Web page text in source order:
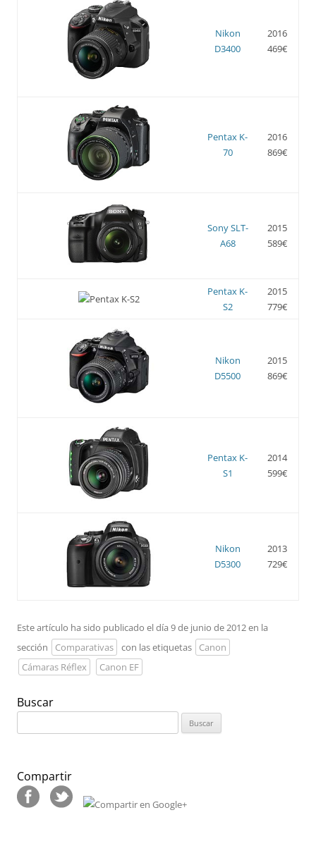
Nikon
D3400
2016
469€
Pentax K-
70
2016
869€
Sony SLT-
A68
2015
589€
Pentax K-
S2
2015
779€
Nikon
D5500
2015
869€
Pentax K-
S1
2014
599€
Nikon
D5300
2013
729€
Este artículo ha sido publicado el día 9 de junio de 2012 en la
sección
Comparativas con las etiquetas
Canon
Cámaras Réflex
Canon EF
Buscar
Compartir